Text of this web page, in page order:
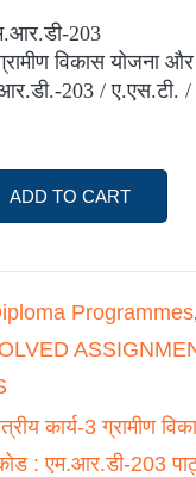
203
विकास योजना
203 / ए.एस.टी. /
ADD TO CART
Programmes,
कार्य-3 ग्रामीण
: एम.आर.डी-203